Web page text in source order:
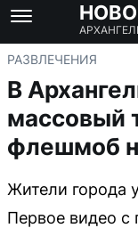
РАЗВЛЕЧЕНИЯ
В
массовый
флешмоб
Жители города
Первое видео с